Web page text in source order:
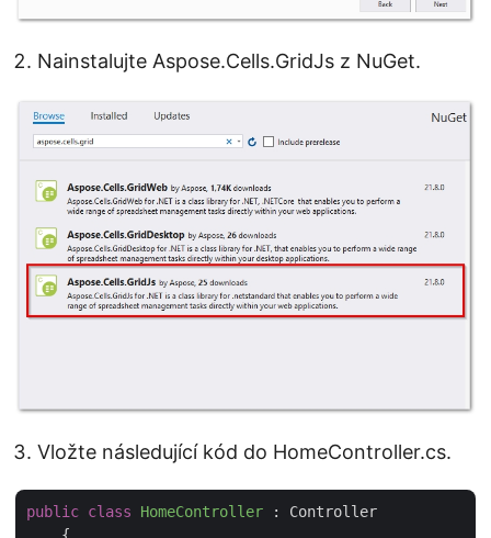
Nainstalujte Aspose.Cells.GridJs z NuGet.
Vložte následující kód do HomeController.cs.
public class HomeController :
Controller